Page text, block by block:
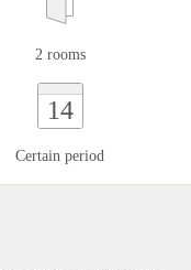
2 rooms
14
Certain period